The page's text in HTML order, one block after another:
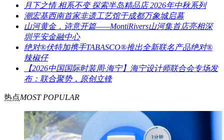
月下之情 相系不变 探索半岛精品店 2026年中秋系列
潮宏基西南首家非遗工艺馆于成都万象城启幕
山河黄金，诗意开篇——MontiRivers山河集首店亮相深
圳平安金融中心
绝对®伏特加携手TABASCO®推出全新联名产品绝对®
辣椒仔
【2026中国国际时装周·海宁】海宁设计师联合会专场发
布：联合聚势，原创立锋
热点MOST POPULAR